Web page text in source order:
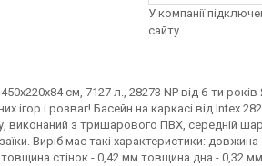
У компанії
сайту.
см, 7127 л., 28273 NP від 6-ти
ігор і розваг! Басейн на каркасі від Intex
виконаний з тришарового ПВХ, середній
Виріб має такі характеристики:
товщина стінок - 0,42 мм товщина дна - 0,32